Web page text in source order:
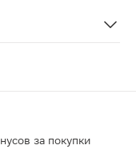
за покупки